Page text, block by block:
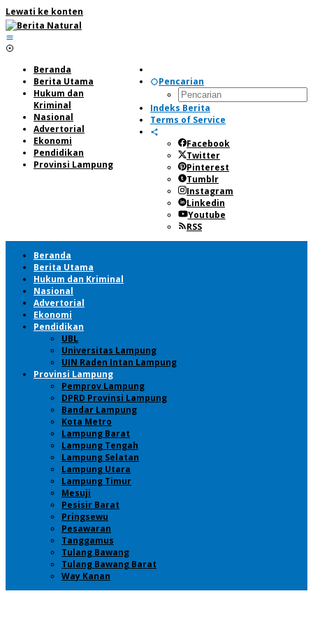
Lewati ke konten
Pencarian
Indeks Berita
Terms of Service
Facebook
Twitter
Pinterest
Tumblr
Instagram
Linkedin
Youtube
RSS
Beranda
Berita Utama
Hukum dan
Kriminal
Nasional
Advertorial
Ekonomi
Pendidikan
Provinsi Lampung
Beranda
Berita Utama
Hukum dan Kriminal
Nasional
Advertorial
Ekonomi
Pendidikan
UBL
Universitas Lampung
UIN Raden Intan Lampung
Provinsi Lampung
Pemprov Lampung
DPRD Provinsi Lampung
Bandar Lampung
Kota Metro
Lampung Barat
Lampung Tengah
Lampung Selatan
Lampung Utara
Lampung Timur
Mesuji
Pesisir Barat
Pringsewu
Pesawaran
Tanggamus
Tulang Bawang
Tulang Bawang Barat
Way Kanan